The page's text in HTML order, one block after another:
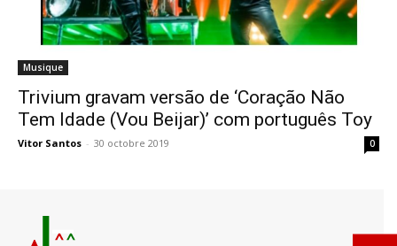
Musique
Trivium gravam versão de ‘Coração Não
Tem Idade (Vou Beijar)’ com português Toy
Vitor Santos - 30 octobre 2019 0